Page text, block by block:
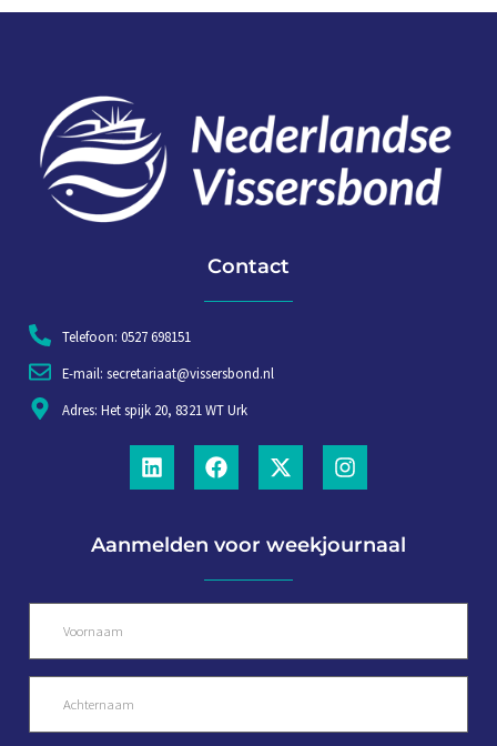
Contact
Telefoon: 0527 698151
E-mail: secretariaat@vissersbond.nl
Adres: Het spijk 20, 8321 WT Urk
Aanmelden voor weekjournaal